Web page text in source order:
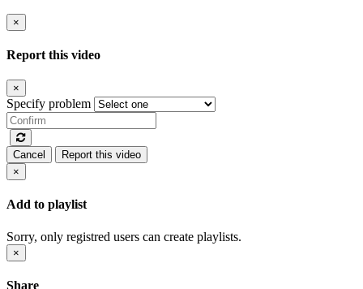
×
Report this video
×
Specify problem
Cancel
Report this video
×
Add to playlist
Sorry, only registred users can create playlists.
×
Share